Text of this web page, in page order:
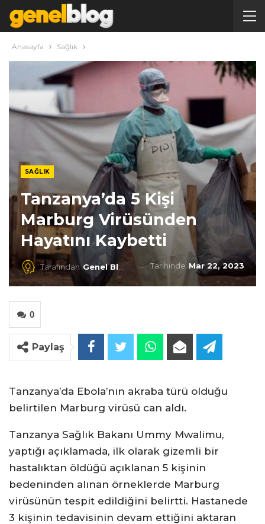
Anasayfa Sağlık
SAĞLIK
Tanzanya’da 5 Kişi
Marburg Virüsünden
Hayatını Kaybetti
TarafındanGenel Blog Tarihinde Mar 22, 2023
0
Paylaş
Tanzanya’da Ebola’nın akraba türü olduğu
belirtilen Marburg virüsü can aldı.
Tanzanya Sağlık Bakanı Ummy Mwalimu,
yaptığı açıklamada, ilk olarak gizemli bir
hastalıktan öldüğü açıklanan 5 kişinin
bedeninden alınan örneklerde Marburg
virüsünün tespit edildiğini belirtti. Hastanede
3 kişinin tedavisinin devam ettiğini aktaran